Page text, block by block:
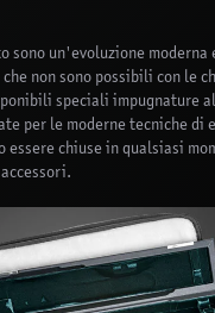
sono un'evoluzione moderna
non sono possibili con le
speciali impugnature
per le moderne tecniche di
essere chiuse in qualsiasi